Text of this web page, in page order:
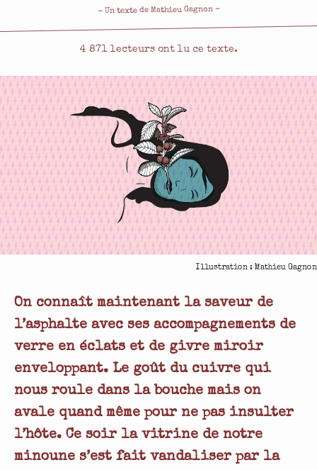
- Un texte de Mathieu Gagnon-
4 871 lecteurs ont lu ce texte.
Illustration : Mathieu Gagnon
On connaît maintenant la saveur de
l’asphalte avec ses accompagnements de
verre en éclats et de givre miroir
enveloppant. Le goût du cuivre qui
nous roule dans la bouche mais on
avale quand même pour ne pas insulter
l’hôte. Ce soir la vitrine de notre
minoune s’est fait vandaliser par la